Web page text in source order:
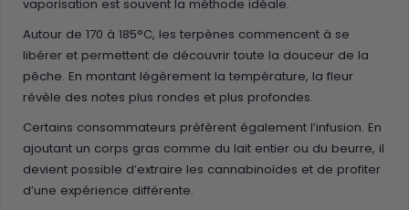
vaporisation est souvent la méthode idéale.
Autour de 170 à 185°C, les terpènes commencent à se
libérer et permettent de découvrir toute la douceur de la
pêche. En montant légèrement la température, la fleur
révèle des notes plus rondes et plus profondes.
Certains consommateurs préfèrent également l’infusion. En
ajoutant un corps gras comme du lait entier ou du beurre, il
devient possible d’extraire les cannabinoïdes et de profiter
d’une expérience différente.